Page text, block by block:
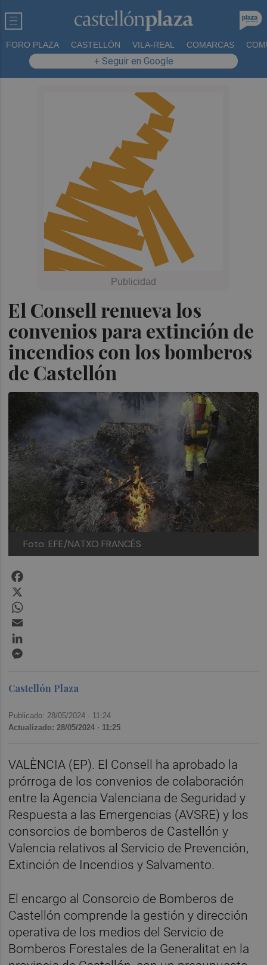
FORO PLAZA CASTELLÓN VILA-REAL COMARCAS
+ Seguir en Google
El Consell renueva los
convenios para extinción de
incendios con los bomberos
de Castellón
Foto: EFE/NATXO FRANCÉS
Castellón Plaza
Publicado: 28/05/2024 · 11:24
Actualizado: 28/05/2024 · 11:25
VALÈNCIA (EP). El Consell ha aprobado la
prórroga de los convenios de colaboración
entre la Agencia Valenciana de Seguridad y
Respuesta a las Emergencias (AVSRE) y los
consorcios de bomberos de Castellón y
Valencia relativos al Servicio de Prevención,
Extinción de Incendios y Salvamento.
El encargo al Consorcio de Bomberos de
Castellón comprende la gestión y dirección
operativa de los medios del Servicio de
Bomberos Forestales de la Generalitat en la